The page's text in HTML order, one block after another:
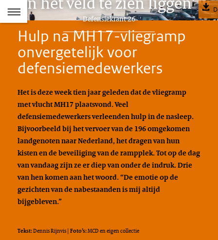
01
Dit
artikel
hoort
bij:
Defensiekrant 26
Hulp na MH17-vliegramp
onvergetelijk voor
defensiemedewerkers
Het is deze week tien jaar geleden dat de vliegramp
met vlucht MH17 plaatsvond. Veel
defensiemedewerkers verleenden hulp in de nasleep.
Bijvoorbeeld bij het vervoer van de 196 omgekomen
landgenoten naar Nederland, het dragen van hun
kisten en de beveiliging van de rampplek. Tot op de dag
van vandaag zijn ze er diep van onder de indruk. Drie
van hen komen aan het woord. “De emotie op de
gezichten van de nabestaanden is mij altijd
bijgebleven.”
Tekst:Dennis Rijnvis| Foto’s:MCD en eigen collectie
Naar
de
Inhoudsopgave